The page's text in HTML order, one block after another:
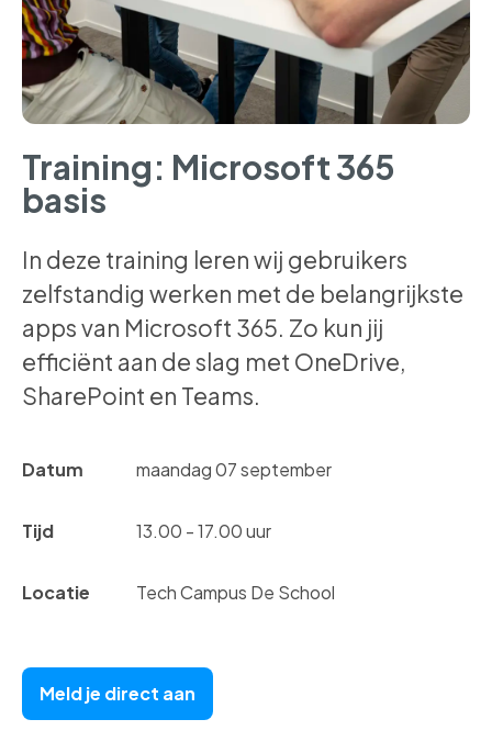
Training: Microsoft 365
basis
In deze training leren wij gebruikers
zelfstandig werken met de belangrijkste
apps van Microsoft 365. Zo kun jij
efficiënt aan de slag met OneDrive,
SharePoint en Teams.
Datum maandag 07 september
Tijd 13.00 - 17.00 uur
Locatie Tech Campus De School
Meld je direct aan